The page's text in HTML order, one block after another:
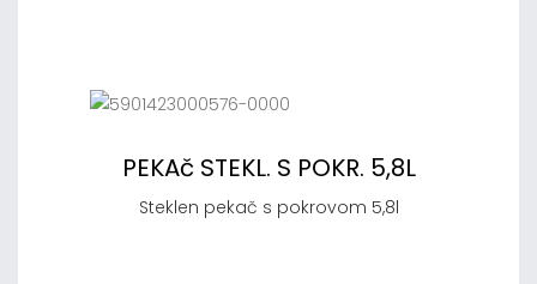
PEKAč STEKL. S POKR. 5,8L
Steklen pekač s pokrovom 5,8l